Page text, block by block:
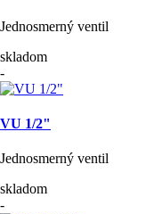
Jednosmerný ventil
skladom
-
VU 1/2"
Jednosmerný ventil
skladom
-